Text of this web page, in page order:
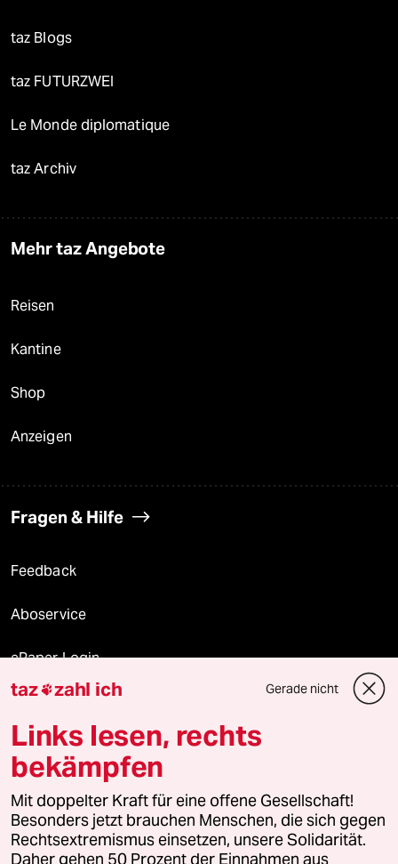
taz Blogs
taz FUTURZWEI
Le Monde diplomatique
taz Archiv
Mehr taz Angebote
Reisen
Kantine
Shop
Anzeigen
Fragen & Hilfe
Feedback
Aboservice
ePaper Login
Downloads für Abonnierende
© 2026 taz Verlags und Vertriebs GmbH
Alle Rechte vorbehalten. Bei rechtlichen Fragen oder für Genehmigungen
wenden Sie sich bitte an
lizenzen@taz.de
taz zahl ich Gerade nicht
Links lesen, rechts
bekämpfen
Mit doppelter Kraft für eine offene Gesellschaft!
Besonders jetzt brauchen Menschen, die sich gegen
Rechtsextremismus einsetzen, unsere Solidarität.
Daher gehen 50 Prozent der Einnahmen aus